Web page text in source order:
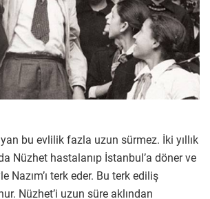
bu evlilik fazla uzun sürmez. İki yıllık
Nüzhet hastalanıp İstanbul’a döner ve
Nazım’ı terk eder. Bu terk ediliş
Nüzhet’i uzun süre aklından